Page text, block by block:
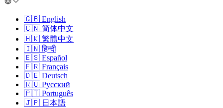
🇬🇧 English
🇨🇳 简体中文
🇭🇰 繁體中文
🇮🇳 हिन्दी
🇪🇸 Español
🇫🇷 Français
🇩🇪 Deutsch
🇷🇺 Русский
🇵🇹 Português
🇯🇵 日本語